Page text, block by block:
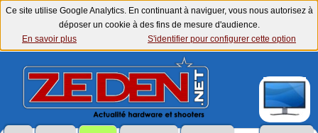
Ce site utilise Google Analytics. En continuant à naviguer, vous nous autorisez à
déposer un cookie à des fins de mesure d'audience.
En savoir plus
S'identifier pour configurer cette option